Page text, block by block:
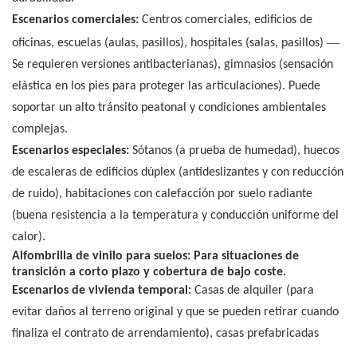
Escenarios comerciales: Centros comerciales, edificios de
oficinas, escuelas (aulas, pasillos), hospitales (salas, pasillos) —
Se requieren versiones antibacterianas), gimnasios (sensación
elástica en los pies para proteger las articulaciones). Puede
soportar un alto tránsito peatonal y condiciones ambientales
complejas.
Escenarios especiales: Sótanos (a prueba de humedad), huecos
de escaleras de edificios dúplex (antideslizantes y con reducción
de ruido), habitaciones con calefacción por suelo radiante
(buena resistencia a la temperatura y conducción uniforme del
calor).
Alfombrilla de vinilo para suelos: Para situaciones de
transición a corto plazo y cobertura de bajo coste.
Escenarios de vivienda temporal: Casas de alquiler (para
evitar daños al terreno original y que se pueden retirar cuando
finaliza el contrato de arrendamiento), casas prefabricadas